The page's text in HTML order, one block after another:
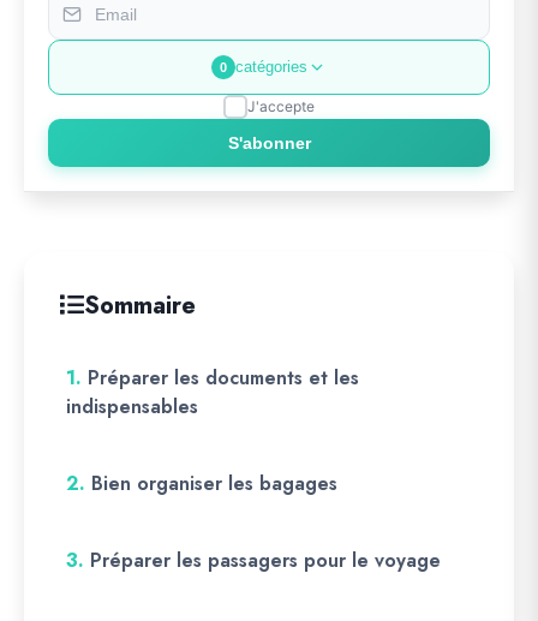
0 catégories
J'accepte
S'abonner
Sommaire
1. Préparer les documents et les
indispensables
2. Bien organiser les bagages
3. Préparer les passagers pour le voyage